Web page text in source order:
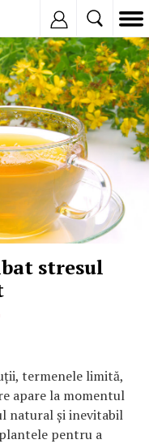
stresul
termenele limită,
apare la momentul
natural și inevitabil
pentru a